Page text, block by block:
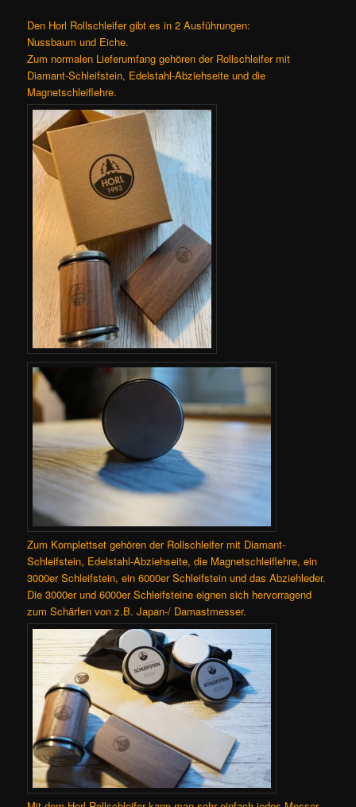
Den Horl Rollschleifer gibt es in 2 Ausführungen:
Nussbaum und Eiche.
Zum normalen Lieferumfang gehören der Rollschleifer mit
Diamant-Schleifstein, Edelstahl-Abziehseite und die
Magnetschleiflehre.
Zum Komplettset gehören der Rollschleifer mit Diamant-
Schleifstein, Edelstahl-Abziehseite, die Magnetschleiflehre, ein
3000er Schleifstein, ein 6000er Schleifstein und das Abziehleder.
Die 3000er und 6000er Schleifsteine eignen sich hervorragend
zum Schärfen von z.B. Japan-/ Damastmesser.